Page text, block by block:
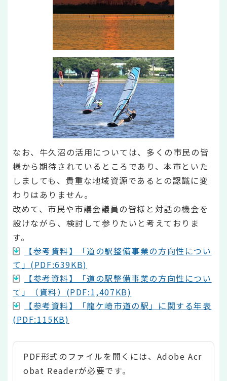
なお、牛久沼の活用については、多くの市民の皆
様から期待されているところであり、本市といた
しましても、貴重な地域資源であるとの認識に変
わりはありません。
改めて、市民や市議会議員の皆様と対話の機会を
設けながら、検討して参りたいと考えておりま
す。
【参考資料】「道の駅整備事業の方向性につい
て」(PDF:639KB)
【参考資料】「道の駅整備事業の方向性につい
て」（資料）(PDF:1,407KB)
【参考資料】「龍ケ崎市道の駅」に関する年表
(PDF:115KB)
PDF形式のファイルを開くには、Adobe Acr
obat Readerが必要です。